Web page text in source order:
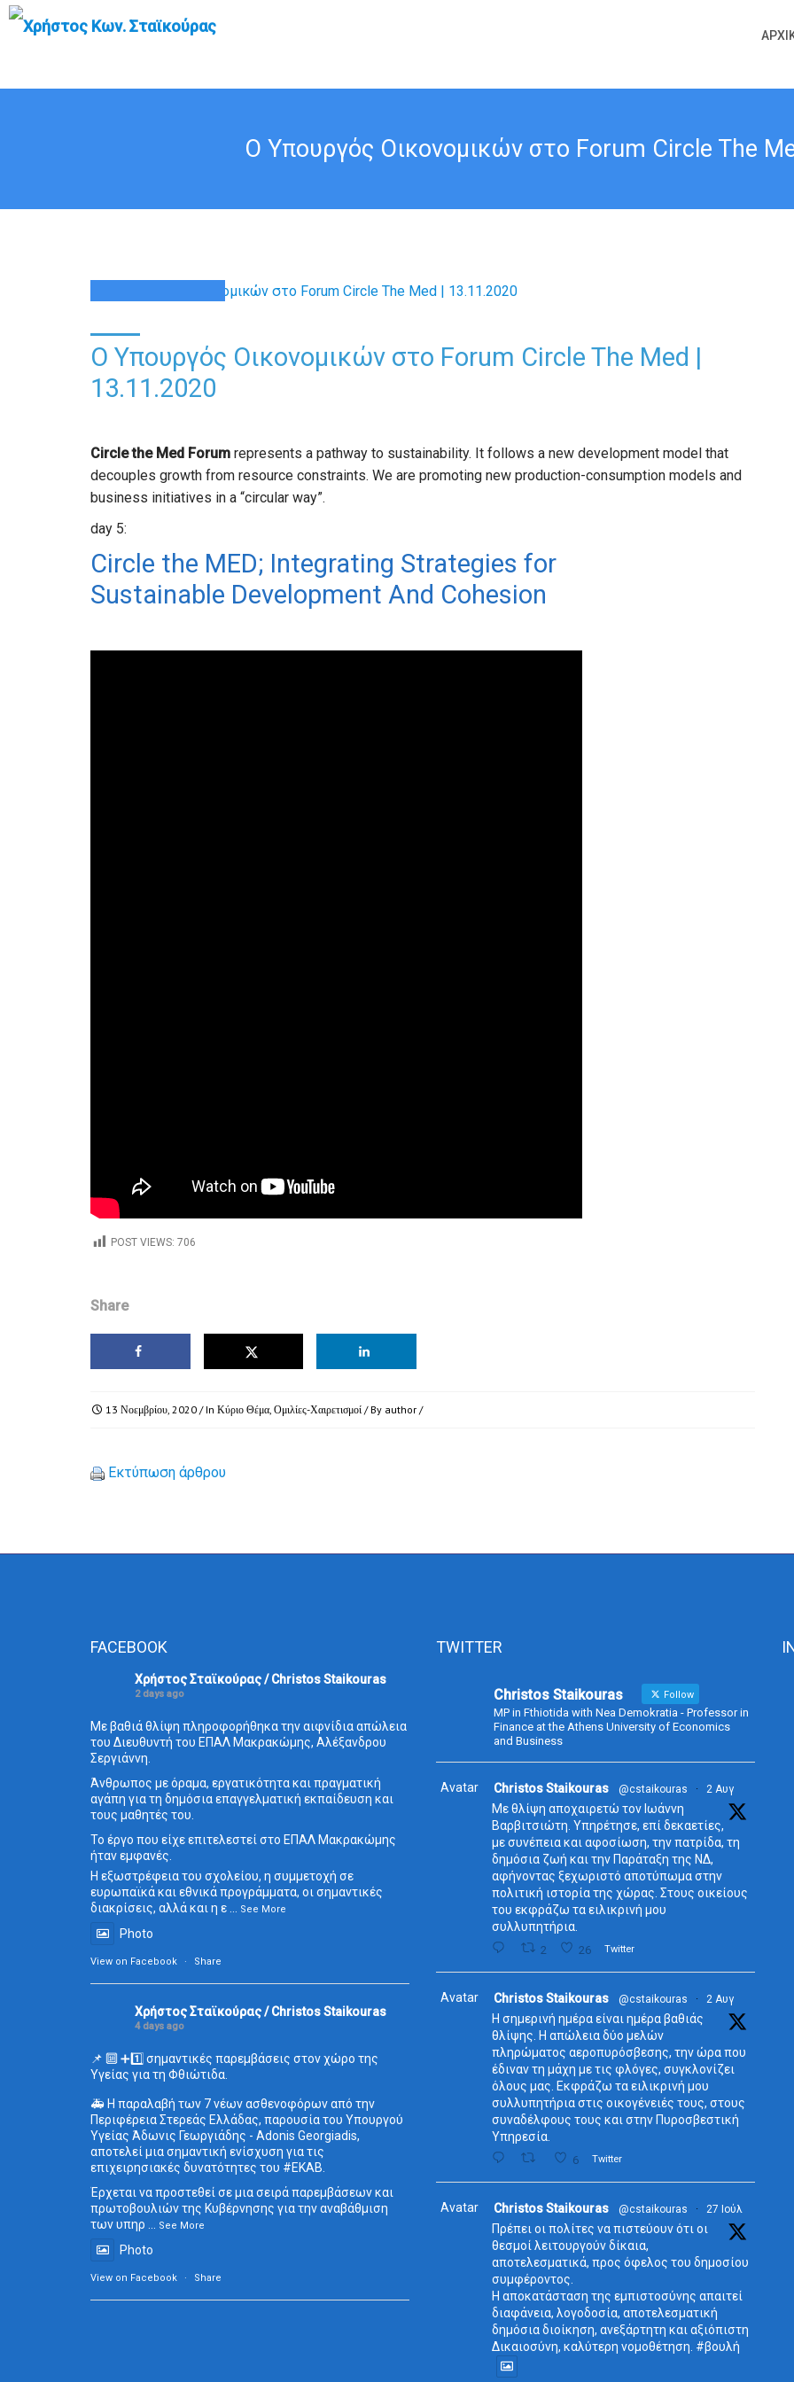
Ο Υπουργός Οικονομικών στο Forum Circle The
Ο Υπουργός Οικονομικών στο Forum Circle The Med |
13.11.2020
Circle the Med Forum represents a pathway to sustainability. It follows a new development model that
decouples growth from resource constraints. We are promoting new production-consumption models and
business initiatives in a “circular way”.
day 5:
Circle the MED; Integrating Strategies for
Sustainable Development And Cohesion
POST VIEWS: 706
Share
13 Νοεμβρίου, 2020 / In Κύριο Θέμα, Ομιλίες-Χαιρετισμοί / By author /
Εκτύπωση άρθρου
FACEBOOK
Χρήστος Σταϊκούρας / Christos Staikouras
2 days ago
Με βαθιά θλίψη πληροφορήθηκα την αιφνίδια απώλεια
του Διευθυντή του ΕΠΑΛ Μακρακώμης, Αλέξανδρου
Σεργιάννη.
Άνθρωπος με όραμα, εργατικότητα και πραγματική
αγάπη για τη δημόσια επαγγελματική εκπαίδευση και
τους μαθητές του.
Το έργο που είχε επιτελεστεί στο ΕΠΑΛ Μακρακώμης
ήταν εμφανές.
Η εξωστρέφεια του σχολείου, η συμμετοχή σε
ευρωπαϊκά και εθνικά προγράμματα, οι σημαντικές
διακρίσεις, αλλά και η ε... See More
Photo
View on Facebook · Share
Χρήστος Σταϊκούρας / Christos Staikouras
4 days ago
📌 🔟 ➕1️⃣ σημαντικές παρεμβάσεις στον χώρο της
Υγείας για τη Φθιώτιδα.
🚑 Η παραλαβή των 7 νέων ασθενοφόρων από την
Περιφέρεια Στερεάς Ελλάδας, παρουσία του Υπουργού
Υγείας Άδωνις Γεωργιάδης - Adonis Georgiadis,
αποτελεί μια σημαντική ενίσχυση για τις
επιχειρησιακές δυνατότητες του #ΕΚΑΒ.
Έρχεται να προστεθεί σε μια σειρά παρεμβάσεων και
πρωτοβουλιών της Κυβέρνησης για την αναβάθμιση
των υπηρ ... See More
Photo
View on Facebook · Share
TWITTER
Christos Staikouras Follow
MP in Fthiotida with Nea Demokratia - Professor in
Finance at the Athens University of Economics
and Business
Avatar Christos Staikouras @cstaikouras · 2 Αυγ
Με θλίψη αποχαιρετώ τον Ιωάννη
Βαρβιτσιώτη. Υπηρέτησε, επί δεκαετίες,
με συνέπεια και αφοσίωση, την πατρίδα, τη
δημόσια ζωή και την Παράταξη της ΝΔ,
αφήνοντας ξεχωριστό αποτύπωμα στην
πολιτική ιστορία της χώρας. Στους οικείους
του εκφράζω τα ειλικρινή μου
συλλυπητήρια.
2 26 Twitter
Avatar Christos Staikouras @cstaikouras · 2 Αυγ
Η σημερινή ημέρα είναι ημέρα βαθιάς
θλίψης. Η απώλεια δύο μελών
πληρώματος αεροπυρόσβεσης, την ώρα που
έδιναν τη μάχη με τις φλόγες, συγκλονίζει
όλους μας. Εκφράζω τα ειλικρινή μου
συλλυπητήρια στις οικογένειές τους, στους
συναδέλφους τους και στην Πυροσβεστική
Υπηρεσία.
6 Twitter
Avatar Christos Staikouras @cstaikouras · 27 Ιούλ
Πρέπει οι πολίτες να πιστεύουν ότι οι
θεσμοί λειτουργούν δίκαια,
αποτελεσματικά, προς όφελος του δημοσίου
συμφέροντος.
Η αποκατάσταση της εμπιστοσύνης απαιτεί
διαφάνεια, λογοδοσία, αποτελεσματική
δημόσια διοίκηση, ανεξάρτητη και αξιόπιστη
Δικαιοσύνη, καλύτερη νομοθέτηση. #βουλή